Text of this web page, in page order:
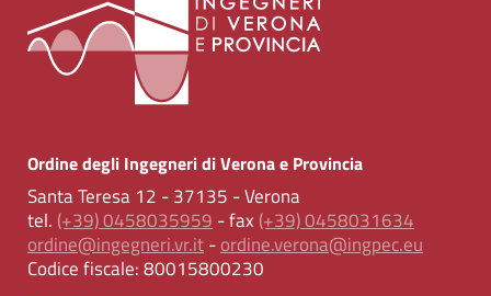
Ordine degli Ingegneri di Verona e Provincia
Santa Teresa 12 - 37135 - Verona
tel. (+39) 0458035959 - fax (+39) 0458031634
ordine@ingegneri.vr.it-ordine.verona@ingpec.eu
Codice fiscale:80015800230